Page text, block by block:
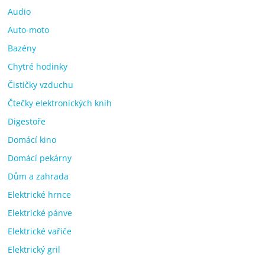
Audio
Auto-moto
Bazény
Chytré hodinky
Čističky vzduchu
Čtečky elektronických knih
Digestoře
Domácí kino
Domácí pekárny
Dům a zahrada
Elektrické hrnce
Elektrické pánve
Elektrické vařiče
Elektrický gril